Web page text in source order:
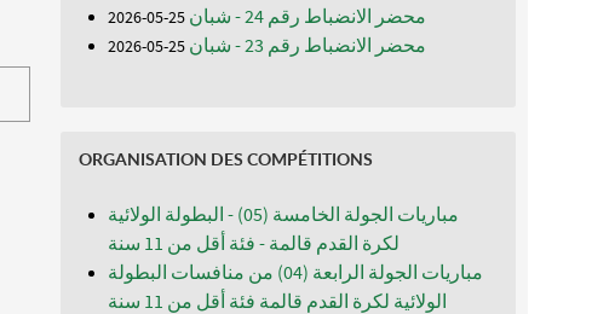
محضر الانضباط رقم 24 - شبان 25-05-2026
محضر الانضباط رقم 23 - شبان 25-05-2026
ORGANISATION DES COMPÉTITIONS
مباريات الجولة الخامسة (05) - البطولة الولائية
لكرة القدم قالمة - فئة أقل من 11 سنة
مباريات الجولة الرابعة (04) من منافسات البطولة
الولائية لكرة القدم قالمة فئة أقل من 11 سنة